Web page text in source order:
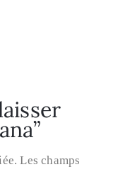
Les champs